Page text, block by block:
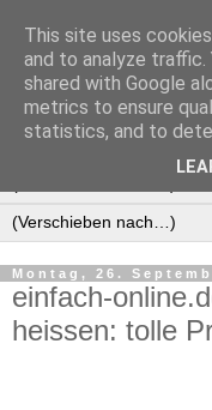
Manus
außer
Montag, 26.
einfach-
heissen: tolle
This site uses
and to analyze traffic.
shared with Google
metrics to ensure
statistics, and to